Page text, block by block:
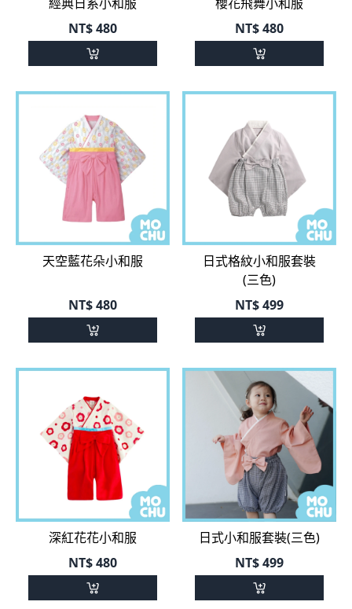
天空藍花朵小和服
NT$480
日式格紋小和服套裝
(三色)
NT$499
深紅花花小和服
NT$480
日式小和服套裝(三色)
NT$499